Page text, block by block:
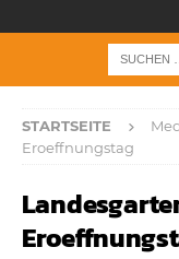
STARTSEITE
Eroeffnungstag